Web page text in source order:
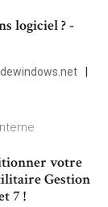
logiciel ? -
votre
Gestion
7 !